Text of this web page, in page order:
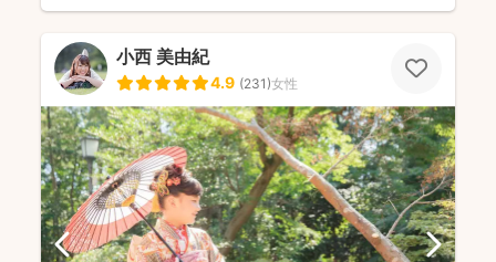
小西 美由紀
4.9 (231)女性